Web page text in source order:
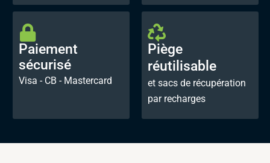
Paiement
sécurisé
Visa - CB - Mastercard
Piège
réutilisable
et sacs de récupération
par recharges